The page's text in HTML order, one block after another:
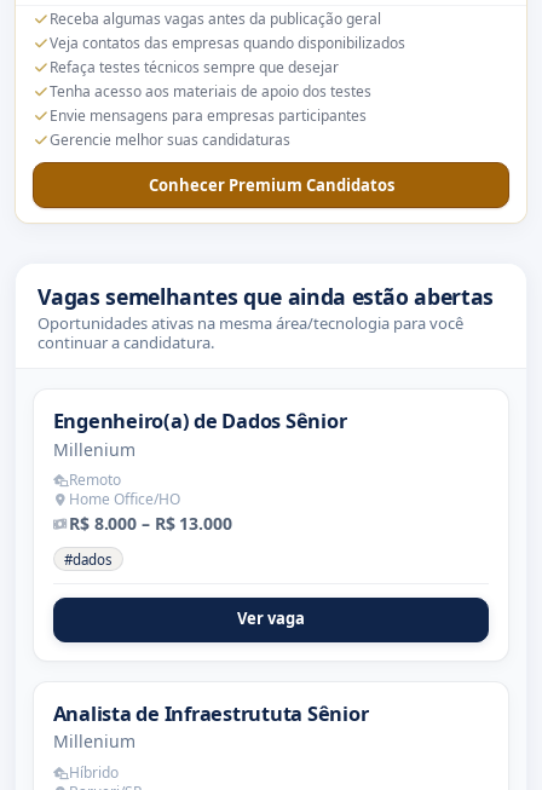
Receba algumas vagas antes da publicação geral
Veja contatos das empresas quando disponibilizados
Refaça testes técnicos sempre que desejar
Tenha acesso aos materiais de apoio dos testes
Envie mensagens para empresas participantes
Gerencie melhor suas candidaturas
Conhecer Premium Candidatos
Vagas semelhantes que ainda estão abertas
Oportunidades ativas na mesma área/tecnologia para você
continuar a candidatura.
Engenheiro(a) de Dados Sênior
Millenium
Remoto
Home Office/HO
R$ 8.000 – R$ 13.000
#dados
Ver vaga
Analista de Infraestrututa Sênior
Millenium
Híbrido